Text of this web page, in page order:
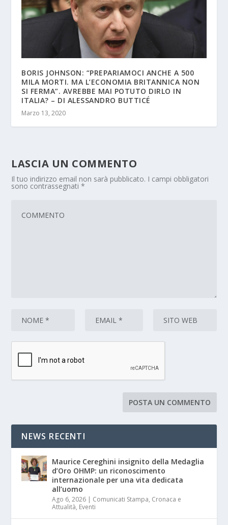
BORIS JOHNSON: “PREPARIAMOCI ANCHE A 500
MILA MORTI. MA L’ECONOMIA BRITANNICA NON
SI FERMA”. AVREBBE MAI POTUTO DIRLO IN
ITALIA? – DI ALESSANDRO BUTTICÉ
Marzo 13, 2020
LASCIA UN COMMENTO
Il tuo indirizzo email non sarà pubblicato. I campi obbligatori
sono contrassegnati*
NEWS RECENTI
Maurice Cereghini insignito della Medaglia
d’Oro OHMP: un riconoscimento
internazionale per una vita dedicata
all’uomo
Ago 6, 2026 Comunicati Stampa, Cronaca e
Attualità, Eventi